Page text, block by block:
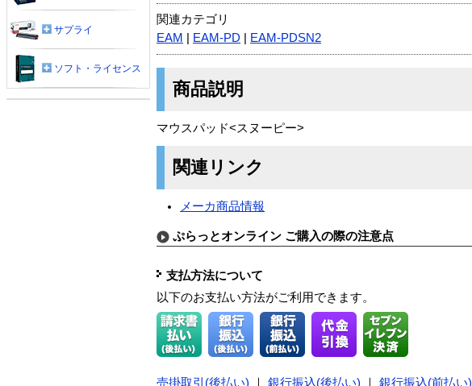
関連カテゴリ
EAM
EAM-PD EAM-PDSN2
商品説明
マウスパッド<スヌーピー>
関連リンク
メーカ商品情報
ぷらっとオンライン ご購入の際の注意点
支払方法について
以下のお支払い方法がご利用できます。
売掛取引(後払い) 銀行振込(後払い) 銀行振込(前払い)
サプライ
ソフト・ライセンス